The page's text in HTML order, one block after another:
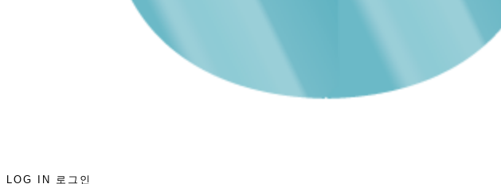
LOG IN 로그인